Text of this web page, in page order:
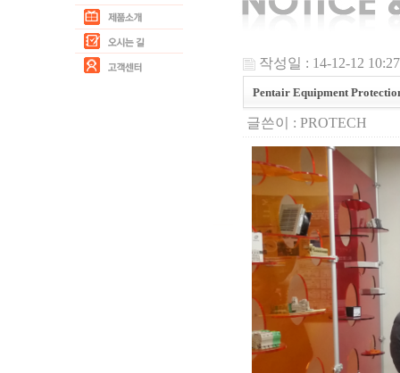
작성일 : 14-12-12 10:27
Pentair Equipment
글쓴이 : PROTECH